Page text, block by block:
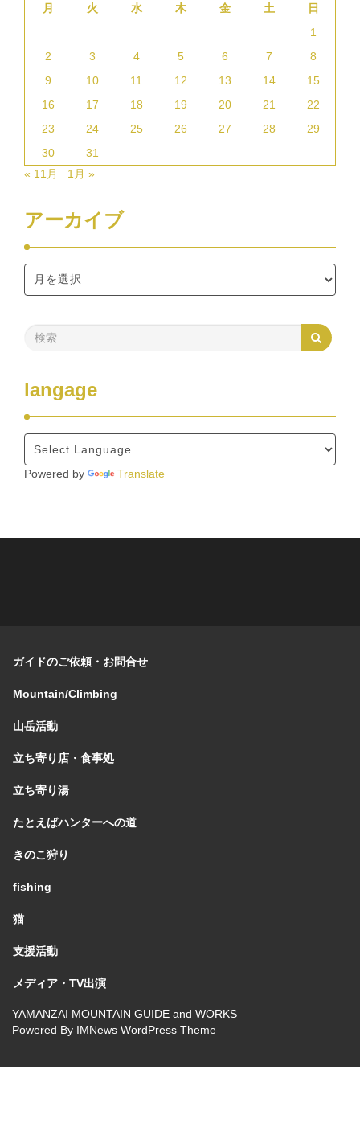
月 火 水 木 金 土
日
1
2
3 4 5 6 7
8
9
10 11 12 13 14
15
16
17 18 19 20 21
22
23
24 25 26 27 28
29
30
31
« 11月
1月 »
アーカイブ
langage
Powered by Translate
ガイドのご依頼・お問合せ
Mountain/Climbing
山岳活動
立ち寄り店・食事処
立ち寄り湯
たとえばハンターへの道
きのこ狩り
fishing
猫
支援活動
メディア・TV出演
YAMANZAI MOUNTAIN GUIDE and WORKS
Powered By IMNews WordPress Theme